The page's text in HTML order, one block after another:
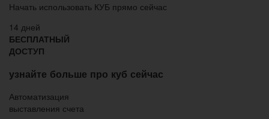
Начать использовать КУБ прямо сейчас
14 дней
БЕСПЛАТНЫЙ
ДОСТУП
узнайте больше про куб сейчас
Автоматизация
выставления счета